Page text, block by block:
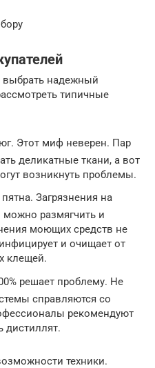
выбрать надежный
типичные
Этот миф неверен. Пар
деликатные ткани, а вот
возникнуть проблемы.
Загрязнения на
можно размягчить и
моющих средств не
и очищает от
клещей.
решает проблему. Не
справляются со
рекомендуют
дистиллят.
техники.